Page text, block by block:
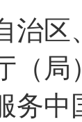
治区
（局
务中